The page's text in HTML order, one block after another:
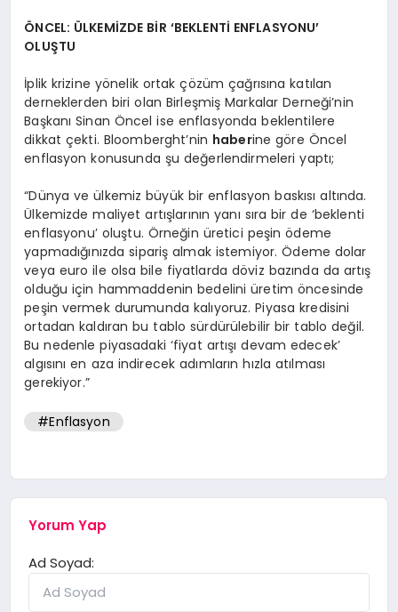
ÖNCEL: ÜLKEMİZDE BİR ‘BEKLENTİ ENFLASYONU’
OLUŞTU
İplik krizine yönelik ortak çözüm çağrısına katılan
derneklerden biri olan Birleşmiş Markalar Derneği’nin
Başkanı Sinan Öncel ise enflasyonda beklentilere
dikkat çekti. Bloomberght’nin haberine göre Öncel
enflasyon konusunda şu değerlendirmeleri yaptı;
“Dünya ve ülkemiz büyük bir enflasyon baskısı altında.
Ülkemizde maliyet artışlarının yanı sıra bir de ‘beklenti
enflasyonu’ oluştu. Örneğin üretici peşin ödeme
yapmadığınızda sipariş almak istemiyor. Ödeme dolar
veya euro ile olsa bile fiyatlarda döviz bazında da artış
olduğu için hammaddenin bedelini üretim öncesinde
peşin vermek durumunda kalıyoruz. Piyasa kredisini
ortadan kaldıran bu tablo sürdürülebilir bir tablo değil.
Bu nedenle piyasadaki ‘fiyat artışı devam edecek’
algısını en aza indirecek adımların hızla atılması
gerekiyor.”
#Enflasyon
Yorum Yap
Ad Soyad: